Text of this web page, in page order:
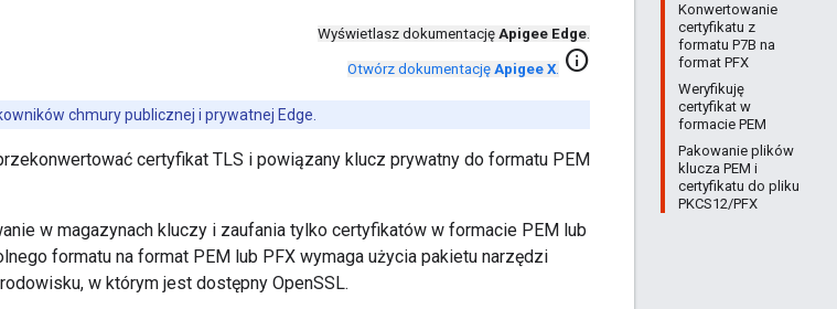
Konwertowanie
certyfikatu z
formatu P7B na
format PFX
Weryfikuję
certyfikat w
formacie PEM
Pakowanie plików
klucza PEM i
certyfikatu do pliku
PKCS12/PFX
Wyświetlasz dokumentację Apigee Edge.
Otwórz dokumentację Apigee X. info
chmury publicznej i prywatnej Edge.
certyfikat TLS i powiązany klucz prywatny do formatu PEM
w magazynach kluczy i zaufania tylko certyfikatów w formacie PEM lub
formatu na format PEM lub PFX wymaga użycia pakietu narzędzi
w którym jest dostępny OpenSSL.